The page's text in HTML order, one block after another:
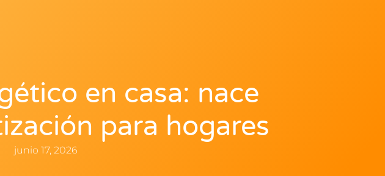
en casa: nace
para hogares
junio 17, 2026